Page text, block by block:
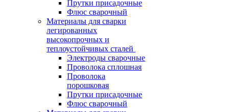
Прутки присадочные
Флюс сварочный
Материалы для сварки
легированных
высокопрочных и
теплоустойчивых сталей
Электроды сварочные
Проволока сплошная
Проволока
порошковая
Прутки присадочные
Флюс сварочный